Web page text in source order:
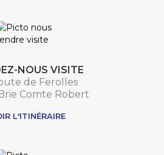
NOUS VISITE
de Ferolles
Comte Robert
L'ITINÉRAIRE